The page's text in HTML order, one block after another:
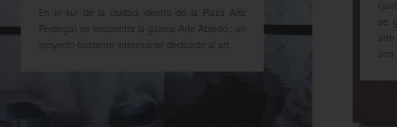
En el sur de la ciudad, dentro de la Plaza Artz
Pedregal, se encuentra la galería Arte Abierto , un
proyecto bastante interesante dedicado al art...
se